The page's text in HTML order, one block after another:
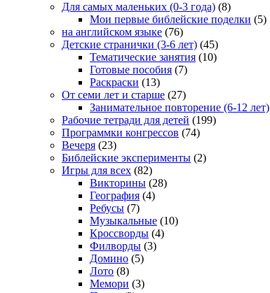
Для самых маленьких (0-3 года) (8)
Мои первые библейские поделки (5)
на английском языке (76)
Детские странички (3-6 лет) (45)
Тематические занятия (10)
Готовые пособия (7)
Раскраски (13)
От семи лет и старше (27)
Занимательное повторение (6-12 лет)
Рабочие тетради для детей (199)
Программки конгрессов (74)
Вечеря (23)
Библейские эксперименты (2)
Игры для всех (82)
Викторины (28)
География (4)
Ребусы (7)
Музыкальные (10)
Кроссворды (4)
Филворды (3)
Домино (5)
Лото (8)
Мемори (3)